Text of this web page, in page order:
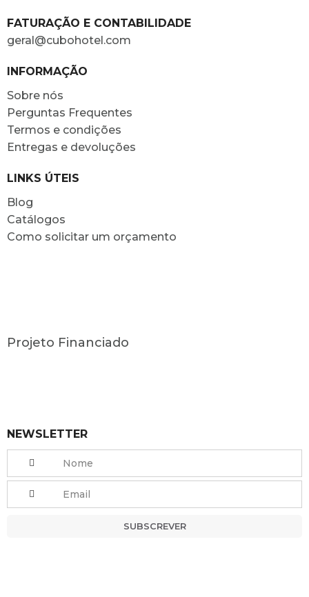
FATURAÇÃO E CONTABILIDADE
geral@cubohotel.com
INFORMAÇÃO
Sobre nós
Perguntas Frequentes
Termos e condições
Entregas e devoluções
LINKS ÚTEIS
Blog
Catálogos
Como solicitar um orçamento
Projeto Financiado
NEWSLETTER
SUBSCREVER